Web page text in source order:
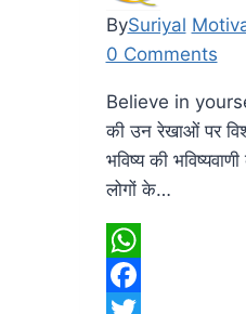
BySuriyal
0 Comments
Believe in
की उन रेखाओं पर
भविष्य की
लोगों के…
WhatsApp